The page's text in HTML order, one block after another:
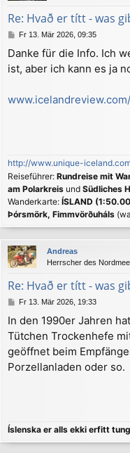
Re: Hvað er títt - was
B
i
t
g
Fr 13. Mär 2026, 09:35
Danke für die Info. Ich
ist, aber ich kann es ja
http://www.unique-
Reiseführer: Rundreise mit
am Polarkreis und Südliches
Wanderkarte: ÍSLAND
Þórsmörk, Fimmvörðuháls
Andreas
Herrscher des
Re: Hvað er títt - was
B
i
t
a
g
Fr 13. Mär 2026, 19:33
In den 1990er Jahren
Tütchen Trockenhefe
geöffnet beim
Porzellanladen oder so.
Íslenska er alls ekki erfitt